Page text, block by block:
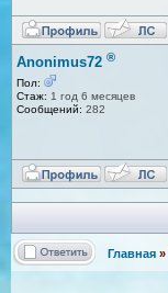
Anonimus72 ®
Пол:
Стаж: 1 год 6 месяцев
Сообщений: 282
Главная »